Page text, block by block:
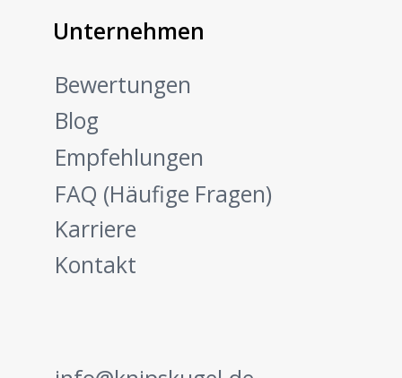
Unternehmen
Blog
FAQ (Häufige Fragen)
Karriere
Kontakt
Bewertungen
Empfehlungen